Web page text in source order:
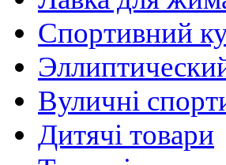
Спортивний
Вуличні
Дитячі товари